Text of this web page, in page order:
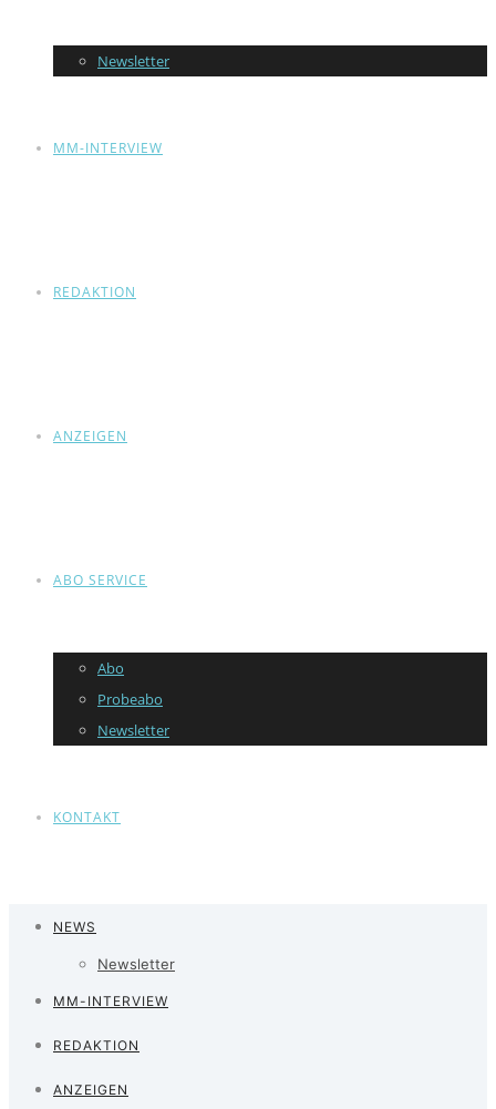
Newsletter
MM-INTERVIEW
REDAKTION
ANZEIGEN
ABO SERVICE
Abo
Probeabo
Newsletter
KONTAKT
NEWS
Newsletter
MM-INTERVIEW
REDAKTION
ANZEIGEN